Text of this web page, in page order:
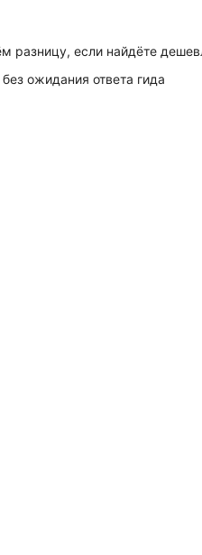
разницу, если найдёте
ожидания ответа гида